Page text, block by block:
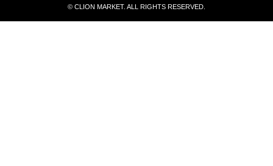
© CLION MARKET. ALL RIGHTS RESERVED.